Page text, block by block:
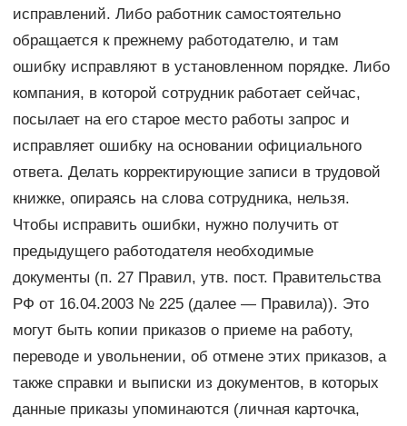
исправлений. Либо работник самостоятельно
обращается к прежнему работодателю, и там
ошибку исправляют в установленном порядке. Либо
компания, в которой сотрудник работает сейчас,
посылает на его старое место работы запрос и
исправляет ошибку на основании официального
ответа. Делать корректирующие записи в трудовой
книжке, опираясь на слова сотрудника, нельзя.
Чтобы исправить ошибки, нужно получить от
предыдущего работодателя необходимые
документы (п. 27 Правил, утв. пост. Правительства
РФ от 16.04.2003 № 225 (далее — Правила)). Это
могут быть копии приказов о приеме на работу,
переводе и увольнении, об отмене этих приказов, а
также справки и выписки из документов, в которых
данные приказы упоминаются (личная карточка,